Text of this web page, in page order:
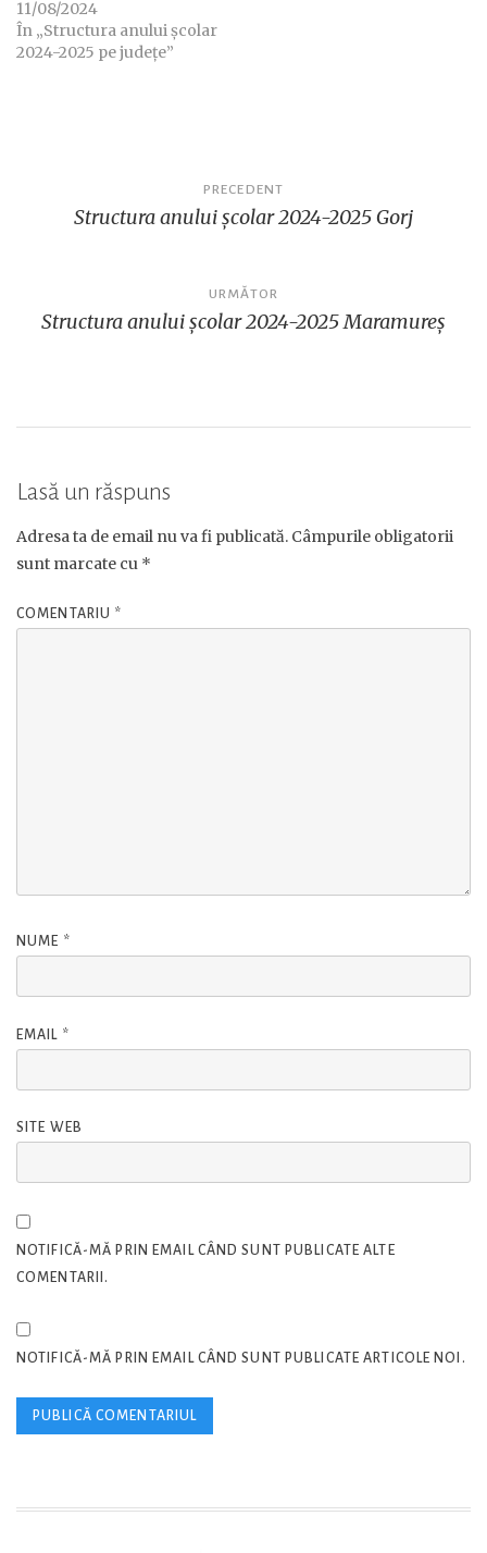
11/08/2024
În „Structura anului școlar
2024-2025 pe județe”
PRECEDENT
Structura anului școlar 2024-2025 Gorj
URMĂTOR
Structura anului școlar 2024-2025 Maramureș
Lasă un răspuns
Adresa ta de email nu va fi publicată. Câmpurile obligatorii
sunt marcate cu *
COMENTARIU *
NUME *
EMAIL *
SITE WEB
NOTIFICĂ-MĂ PRIN EMAIL CÂND SUNT PUBLICATE ALTE
COMENTARII.
NOTIFICĂ-MĂ PRIN EMAIL CÂND SUNT PUBLICATE ARTICOLE NOI.